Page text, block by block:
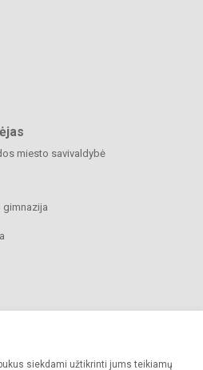
siekdami užtikrinti jums teikiamų
miesto savivaldybė
gimnazija
gimnazija. Visos teisės saugomos.